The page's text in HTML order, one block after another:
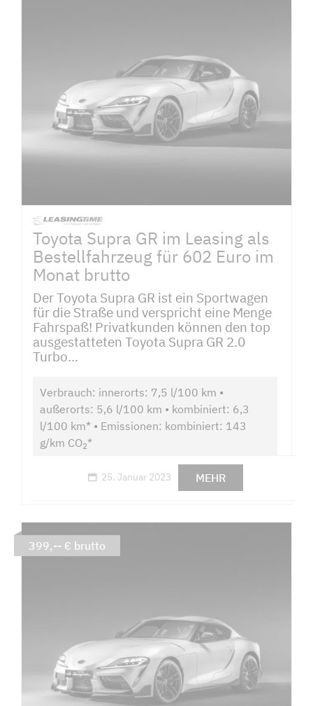
Toyota Supra GR im Leasing als
Bestellfahrzeug für 602 Euro im
Monat brutto
Der Toyota Supra GR ist ein Sportwagen
für die Straße und verspricht eine Menge
Fahrspaß! Privatkunden können den top
ausgestatteten Toyota Supra GR 2.0
Turbo...
Verbrauch: innerorts: 7,5 l/100 km •
außerorts: 5,6 l/100 km • kombiniert: 6,3
l/100 km* • Emissionen: kombiniert: 143
g/km CO2*
25. Januar 2023 MEHR
399,-- € brutto